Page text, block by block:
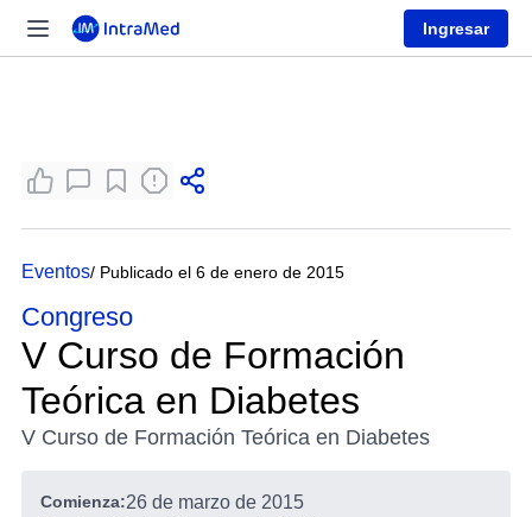
Ingresar
Eventos/ Publicado el 6 de enero de 2015
Congreso
V Curso de Formación
Teórica en Diabetes
V Curso de Formación Teórica en Diabetes
Comienza:26 de marzo de 2015